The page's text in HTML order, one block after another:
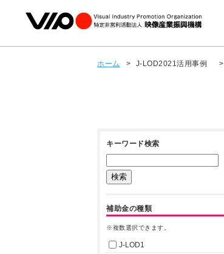
ホーム > J-LOD2021活用事例 >
キーワード検索
補助金の種類
※複数選択できます。
J-LOD1